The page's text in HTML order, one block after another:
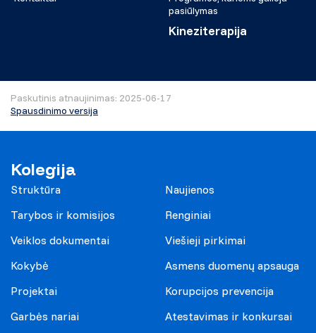
pasiūlymas
Kineziterapija
Paskutinis atnaujinimas: 2025-06-17
Spausdinimo versija
Kolegija
Struktūra
Tarybos ir komisijos
Veiklos dokumentai
Kokybė
Projektai
Garbės nariai
Naujienos
Renginiai
Viešieji pirkimai
Asmens duomenų apsauga
Korupcijos prevencija
Atestavimas ir konkursai